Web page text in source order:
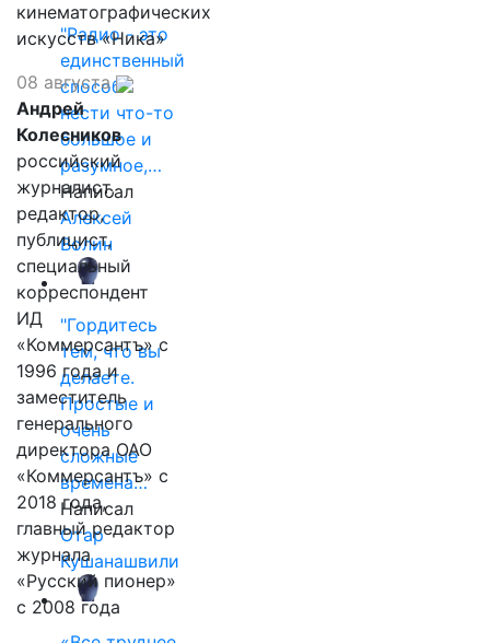
"Радио - это
единственный
способ
нести что-то
большое и
разумное,…
Написал
Алексей
Волин
"Гордитесь
тем, что вы
делаете.
Простые и
очень
сложные
времена…
Написал
Отар
Кушанашвили
кинематографических
искусств «Ника»
08 августа
Андрей
Колесников
российский
журналист,
редактор,
публицист,
специальный
корреспондент
ИД
«Коммерсантъ» с
1996 года и
заместитель
генерального
директора ОАО
«Коммерсантъ» с
2018 года,
главный редактор
журнала
«Русский пионер»
с 2008 года